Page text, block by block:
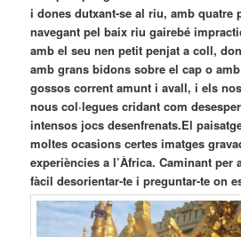
i dones dutxant-se al riu, amb quatre
navegant pel baix riu gairebé
amb el seu nen petit penjat a coll,
amb grans bidons sobre el cap o
gossos corrent amunt i avall, i els
nous col·legues cridant com
intensos jocs desenfrenats.El
moltes ocasions certes imatges
experiències a l’Àfrica. Caminant per
fàcil desorientar-te i preguntar-te on